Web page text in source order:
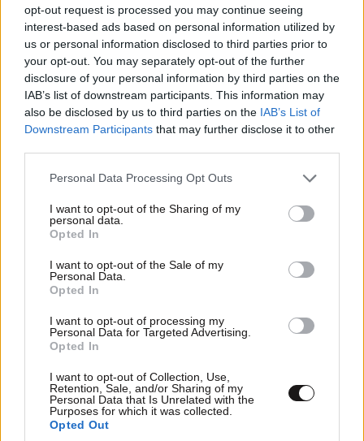
opt-out request is processed you may continue seeing
interest-based ads based on personal information utilized by
us or personal information disclosed to third parties prior to
your opt-out. You may separately opt-out of the further
disclosure of your personal information by third parties on the
IAB’s list of downstream participants. This information may
also be disclosed by us to third parties on the IAB’s List of
Downstream Participants that may further disclose it to other
Please note that this website/app uses one or more Google
not limited to your visit or usage behaviour. You may click to
grant or deny consent to Google and its third-party tags to
use your data for below specified purposes in below Google
consent section.
Personal Data Processing Opt Outs
I want to opt-out of the Sharing of my
personal data.
Opted In
I want to opt-out of the Sale of my
Personal Data.
Opted In
I want to opt-out of processing my
Personal Data for Targeted Advertising.
Opted In
I want to opt-out of Collection, Use,
Retention, Sale, and/or Sharing of my
Personal Data that Is Unrelated with the
Purposes for which it was collected.
Opted Out
ΣΧΌΛΙΑ ΑΝΑΓΝΩΣΤΏΝ
ΠΡΟΣΘΕΣΤΕ ΤΟ ΣΧΟΛΙΟ ΣΑΣ